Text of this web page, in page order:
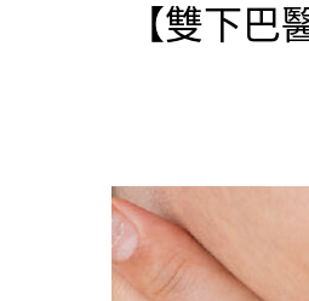
【雙下